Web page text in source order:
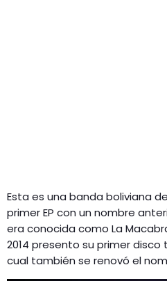
Esta es una banda boliviana
primer EP con un nombre
era conocida como La
2014 presento su primer disco
cual también se renovó el